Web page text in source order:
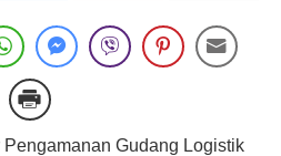
Gudang Logistik